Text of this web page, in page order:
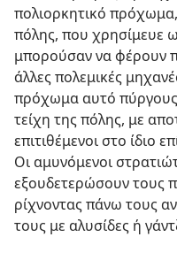
πολιορκητικό
πόλης, που χρησίμευε
μπορούσαν να φέρουν
άλλες πολεμικές
πρόχωμα αυτό πύργους
τείχη της πόλης, με
επιτιθέμενοι στο ίδιο
Οι αμυνόμενοι
εξουδετερώσουν τους
ρίχνοντας πάνω τους
τους με αλυσίδες ή